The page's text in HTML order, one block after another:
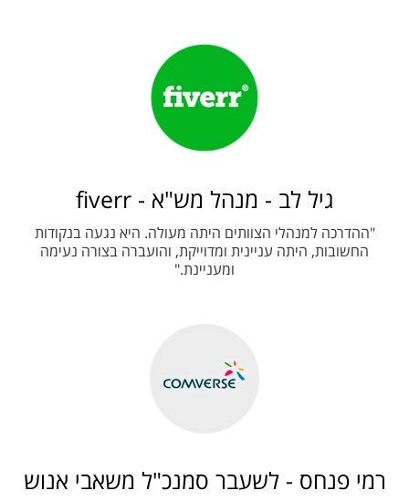
גיל לב - מנהל מש"א - fiverr
"ההדרכה למנהלי הצוותים היתה מעולה. היא נגעה בנקודות
החשובות, היתה עניינית ומדוייקת, והועברה בצורה נעימה
ומעניינת."
רמי פנחס - לשעבר סמנכ"ל משאבי אנוש